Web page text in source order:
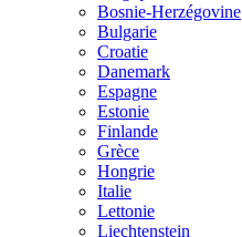
Bosnie-Herzégovine
Bulgarie
Croatie
Danemark
Espagne
Estonie
Finlande
Grèce
Hongrie
Italie
Lettonie
Liechtenstein